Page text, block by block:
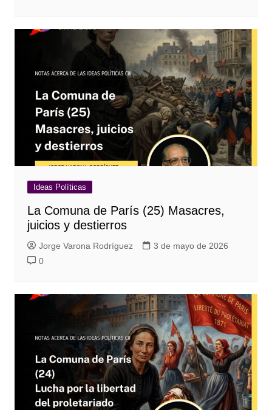
Ideas Políticas
La Comuna de París (25) Masacres,
juicios y destierros
Jorge Varona Rodríguez
3 de mayo de 2026
0